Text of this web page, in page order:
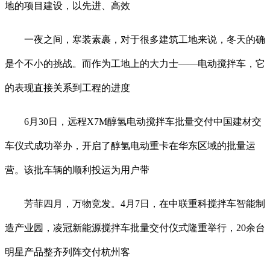
地的项目建设，以先进、高效
一夜之间，寒装素裹，对于很多建筑工地来说，冬天的确
是个不小的挑战。而作为工地上的大力士——电动搅拌车，它
的表现直接关系到工程的进度
6月30日，远程X7M醇氢电动搅拌车批量交付中国建材交
车仪式成功举办，开启了醇氢电动重卡在华东区域的批量运
营。该批车辆的顺利投运为用户带
芳菲四月，万物竞发。4月7日，在中联重科搅拌车智能制
造产业园，凌冠新能源搅拌车批量交付仪式隆重举行，20余台
明星产品整齐列阵交付杭州客